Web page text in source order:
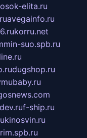
elita.ru
avegainfo.ru
korru.net
suo.spb.ru
dugshop.ru
f-ship.ru
kinosvin.ru